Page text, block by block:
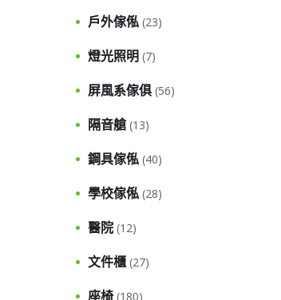
戶外傢俬 (23)
燈光照明 (7)
屏風系傢俱 (56)
隔音艙 (13)
鋼具傢俬 (40)
學校傢俬 (28)
醫院 (12)
文件櫃 (27)
座椅 (180)